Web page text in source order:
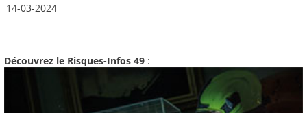
14-03-2024
Découvrez le Risques-Infos 49 :